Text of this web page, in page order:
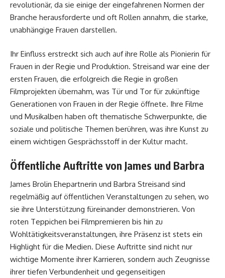
revolutionär, da sie einige der eingefahrenen Normen der
Branche herausforderte und oft Rollen annahm, die starke,
unabhängige Frauen darstellen.
Ihr Einfluss erstreckt sich auch auf ihre Rolle als Pionierin für
Frauen in der Regie und Produktion. Streisand war eine der
ersten Frauen, die erfolgreich die Regie in großen
Filmprojekten übernahm, was Tür und Tor für zukünftige
Generationen von Frauen in der Regie öffnete. Ihre Filme
und Musikalben haben oft thematische Schwerpunkte, die
soziale und politische Themen berühren, was ihre Kunst zu
einem wichtigen Gesprächsstoff in der Kultur macht.
Öffentliche Auftritte von James und Barbra
James Brolin Ehepartnerin und Barbra Streisand sind
regelmäßig auf öffentlichen Veranstaltungen zu sehen, wo
sie ihre Unterstützung füreinander demonstrieren. Von
roten Teppichen bei Filmpremieren bis hin zu
Wohltätigkeitsveranstaltungen, ihre Präsenz ist stets ein
Highlight für die Medien. Diese Auftritte sind nicht nur
wichtige Momente ihrer Karrieren, sondern auch Zeugnisse
ihrer tiefen Verbundenheit und gegenseitigen